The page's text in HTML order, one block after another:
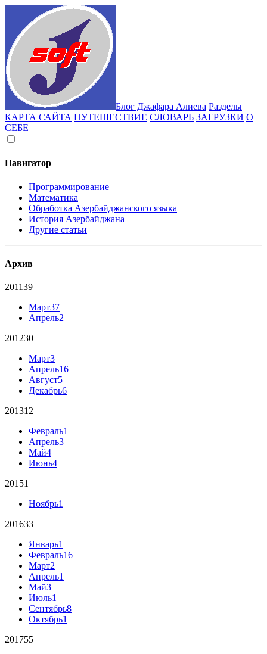
Блог Джафара Алиева Разделы
КАРТА САЙТА ПУТЕШЕСТВИЕ СЛОВАРЬ ЗАГРУЗКИ О
СЕБЕ
Навигатор
Программирование
Математика
Обработка Азербайджанского языка
История Азербайджана
Другие статьи
Архив
201139
Март37
Апрель2
201230
Март3
Апрель16
Август5
Декабрь6
201312
Февраль1
Апрель3
Май4
Июнь4
20151
Ноябрь1
201633
Январь1
Февраль16
Март2
Апрель1
Май3
Июль1
Сентябрь8
Октябрь1
201755